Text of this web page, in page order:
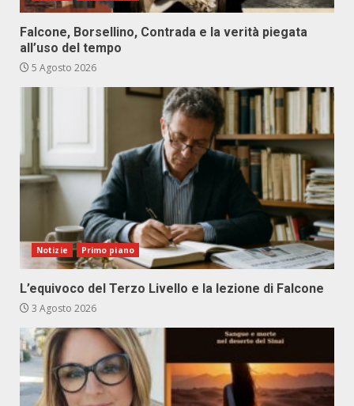
Falcone, Borsellino, Contrada e la verità piegata
all’uso del tempo
5 Agosto 2026
Notizie Primo piano
L’equivoco del Terzo Livello e la lezione di Falcone
3 Agosto 2026